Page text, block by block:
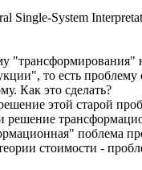
Single-System
"трансформирования"
то есть проблему
Как это сделать?
этой старой
решение
поблема
стоимости -